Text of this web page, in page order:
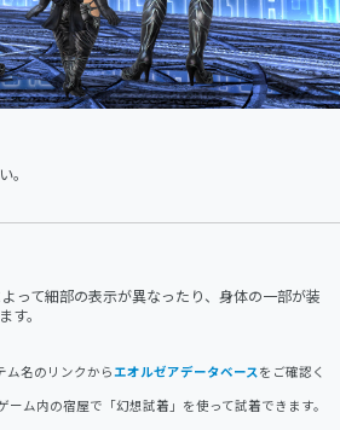
。
って細部の表示が異なったり、身体の一部が装
す。
ム名のリンクからエオルゼアデータベースをご確認く
ム内の宿屋で「幻想試着」を使って試着できます。